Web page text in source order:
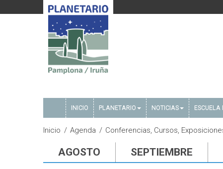
INICIO PLANETARIO NOTICIAS ESCUELA
Inicio Agenda Conferencias, Cursos,
AGOSTO SEPTIEMBRE